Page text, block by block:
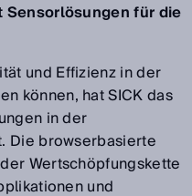
für die
und Effizienz in der
können, hat SICK das
in der
Die browserbasierte
Wertschöpfungskette
und